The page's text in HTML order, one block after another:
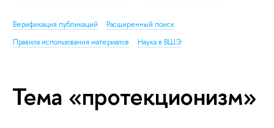
Верификация публикаций
Расширенный поиск
Правила использования материалов
Наука в ВШЭ
Тема «протекционизм»